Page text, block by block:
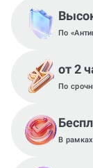
По
от 2
По
В